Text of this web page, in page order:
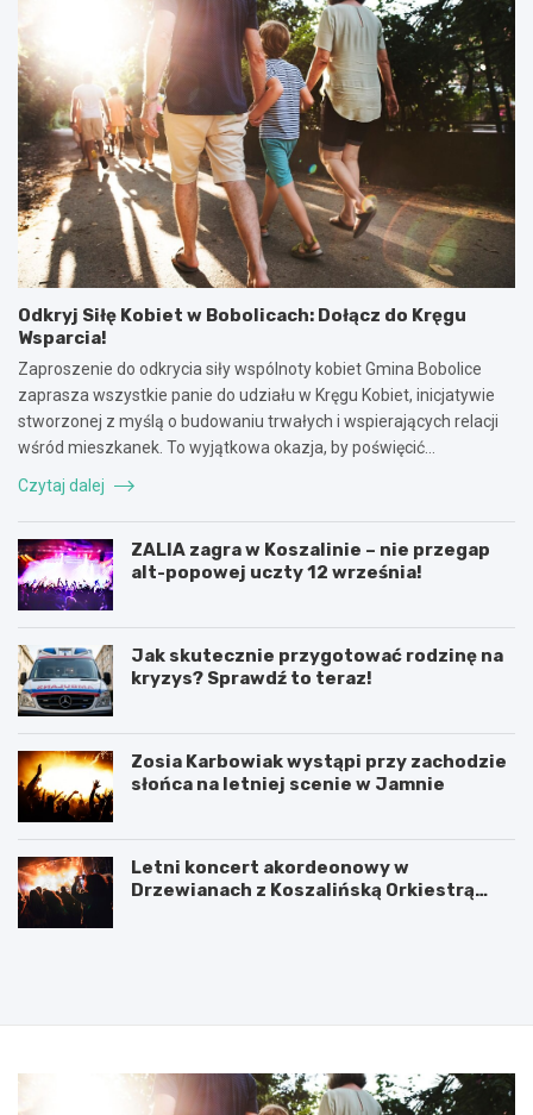
Odkryj Siłę Kobiet w Bobolicach: Dołącz do Kręgu
Wsparcia!
Zaproszenie do odkrycia siły wspólnoty kobiet Gmina Bobolice
zaprasza wszystkie panie do udziału w Kręgu Kobiet, inicjatywie
stworzonej z myślą o budowaniu trwałych i wspierających relacji
wśród mieszkanek. To wyjątkowa okazja, by poświęcić…
Czytaj dalej
ZALIA zagra w Koszalinie – nie przegap
alt-popowej uczty 12 września!
Jak skutecznie przygotować rodzinę na
kryzys? Sprawdź to teraz!
Zosia Karbowiak wystąpi przy zachodzie
słońca na letniej scenie w Jamnie
Letni koncert akordeonowy w
Drzewianach z Koszalińską Orkiestrą
P
5